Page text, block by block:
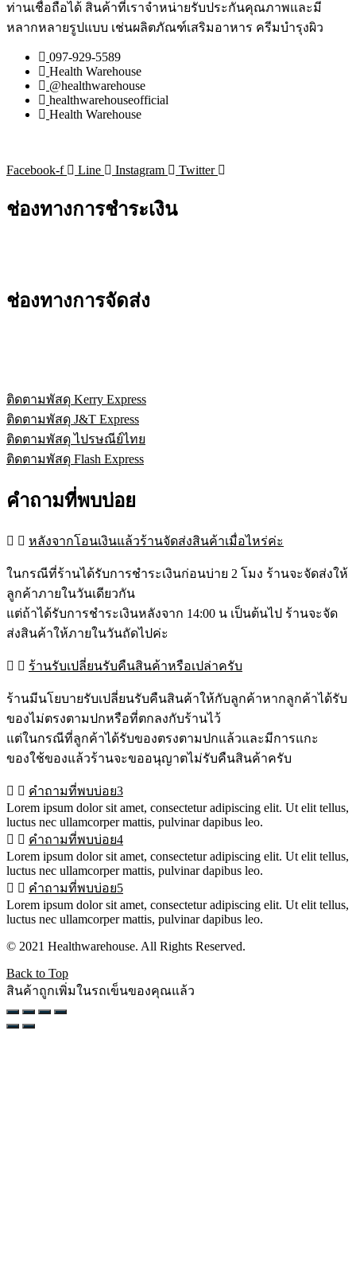
ท่านเชื่อถือได้ สินค้าที่เราจำหน่ายรับประกันคุณภาพและมี
หลากหลายรูปแบบ เช่นผลิตภัณฑ์เสริมอาหาร ครีมบำรุงผิว
097-929-5589
Health Warehouse
@healthwarehouse
healthwarehouseofficial
Health Warehouse
Facebook-f Line Instagram Twitter
ช่องทางการชำระเงิน
ช่องทางการจัดส่ง
ติดตามพัสดุ Kerry Express
ติดตามพัสดุ J&T Express
ติดตามพัสดุ ไปรษณีย์ไทย
ติดตามพัสดุ Flash Express
คำถามที่พบบ่อย
หลังจากโอนเงินแล้วร้านจัดส่งสินค้าเมื่อไหร่ค่ะ
ในกรณีที่ร้านได้รับการชำระเงินก่อนบ่าย 2 โมง ร้านจะจัดส่งให้
ลูกค้าภายในวันเดียวกัน
แต่ถ้าได้รับการชำระเงินหลังจาก 14:00 น เป็นต้นไป ร้านจะจัด
ส่งสินค้าให้ภายในวันถัดไปค่ะ
ร้านรับเปลี่ยนรับคืนสินค้าหรือเปล่าครับ
ร้านมีนโยบายรับเปลี่ยนรับคืนสินค้าให้กับลูกค้าหากลูกค้าได้รับ
ของไม่ตรงตามปกหรือที่ตกลงกับร้านไว้
แต่ในกรณีที่ลูกค้าได้รับของตรงตามปกแล้วและมีการแกะ
ของใช้ของแล้วร้านจะขออนุญาตไม่รับคืนสินค้าครับ
คำถามที่พบบ่อย3
Lorem ipsum dolor sit amet, consectetur adipiscing elit. Ut elit tellus,
luctus nec ullamcorper mattis, pulvinar dapibus leo.
คำถามที่พบบ่อย4
Lorem ipsum dolor sit amet, consectetur adipiscing elit. Ut elit tellus,
luctus nec ullamcorper mattis, pulvinar dapibus leo.
คำถามที่พบบ่อย5
Lorem ipsum dolor sit amet, consectetur adipiscing elit. Ut elit tellus,
luctus nec ullamcorper mattis, pulvinar dapibus leo.
© 2021 Healthwarehouse. All Rights Reserved.
Back to Top
สินค้าถูกเพิ่มในรถเข็นของคุณแล้ว